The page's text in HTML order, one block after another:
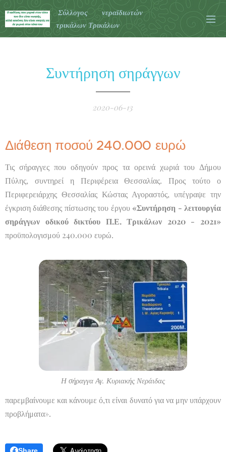
Σύλλογος νεραϊδιωτών
τρικάλων Τρικάλων
Συντήρηση σηράγγων
2020-06-13
Διάθεση ποσού 240.000 ευρώ
Τις σήραγγες που οδηγούν προς τα ορεινά χωριά του Δήμου
Πύλης, συντηρεί η Περιφέρεια Θεσσαλίας. Προς τούτο ο
Περιφερειάρχης Θεσσαλίας Κώστας Αγοραστός, υπέγραψε την
έγκριση διάθεσης πίστωσης του έργου«Συντήρηση - λειτουργία
σηράγγων οδικού δικτύου Π.Ε. Τρικάλων 2020 - 2021»
προϋπολογισμού 240.000 ευρώ.
Η σήραγγα Αγ. Κυριακής Νεράιδας
παρεμβαίνουμε και κάνουμε ό,τι είναι δυνατό για να μην υπάρχουν
προβλήματα».